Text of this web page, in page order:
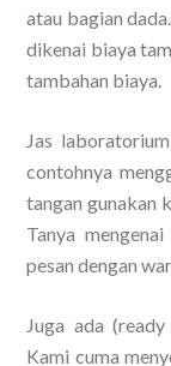
atau bagian
dikenai biaya
tambahan biaya.
Jas
contohnya
tangan gunakan
Tanya
pesan dengan
Juga ada
Kami cuma